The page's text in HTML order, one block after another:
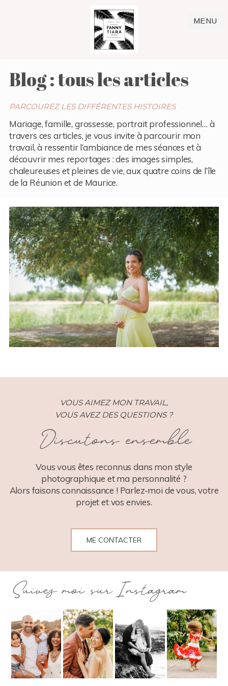
MENU
Blog : tous les articles
PARCOUREZ LES DIFFÉRENTES HISTOIRES
Mariage, famille, grossesse, portrait professionnel… à
travers ces articles, je vous invite à parcourir mon
travail, à ressentir l’ambiance de mes séances et à
découvrir mes reportages : des images simples,
chaleureuses et pleines de vie, aux quatre coins de l’île
de la Réunion et de Maurice.
Grossesse – Estelle 5e Mois –
Montpellier (34)
VOUS AIMEZ MON TRAVAIL,
VOUS AVEZ DES QUESTIONS ?
Discutons ensemble
Vous vous êtes reconnus dans mon style
photographique et ma personnalité ?
Alors faisons connaissance ! Parlez-moi de vous, votre
projet et vos envies.
ME CONTACTER
Suivez moi sur Instagram